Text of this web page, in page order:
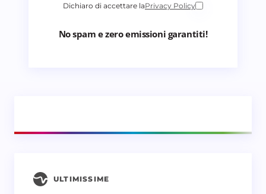
Dichiaro di accettare laPrivacy Policy
No spam e zero emissioni garantiti!
ULTIMISSIME